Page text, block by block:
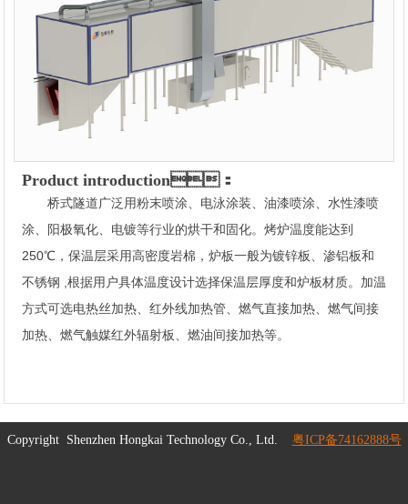
Product introduction：
桥式隧道广泛用粉末喷涂、电泳涂装、油漆喷涂、水性漆喷
涂、阳极氧化、电镀等行业的烘干和固化。烤炉温度能达到
250℃，保温层采用高密度岩棉，炉板一般为镀锌板、渗铝板和
不锈钢 ,根据用户具体温度设计选择保温层厚度和炉板材质。加温
方式可选电热丝加热、红外线加热管、燃气直接加热、燃气间接
加热、燃气触媒红外辐射板、燃油间接加热等。
Copyright Shenzhen Hongkai Technology Co., Ltd. 粤ICP备74162888号